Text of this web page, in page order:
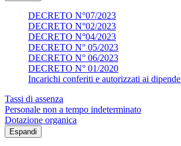
DECRETO N°07/2023
DECRETO N°02/2023
DECRETO N°04/2023
DECRETO N° 05/2023
DECRETO N° 06/2023
DECRETO N° 01/2020
Incarichi conferiti e autorizzati ai
Tassi di assenza
Personale non a tempo indeterminato
Dotazione organica
Espandi